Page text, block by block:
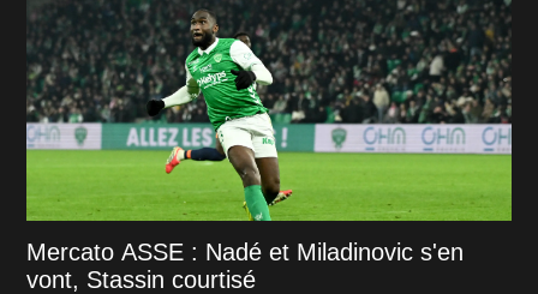
Mercato ASSE : Nadé et Miladinovic s'en
vont, Stassin courtisé